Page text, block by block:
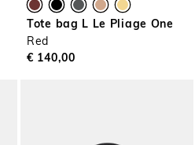
Tote bag L Le Pliage One
Red
€ 140,00